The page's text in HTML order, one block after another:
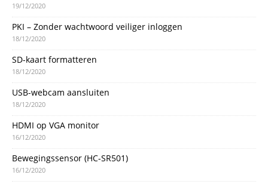
19/12/2020
PKI – Zonder wachtwoord veiliger inloggen
18/12/2020
SD-kaart formatteren
18/12/2020
USB-webcam aansluiten
18/12/2020
HDMI op VGA monitor
16/12/2020
Bewegingssensor (HC-SR501)
16/12/2020